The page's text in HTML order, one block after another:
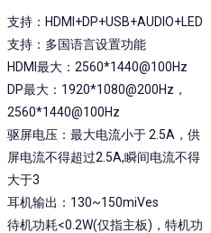
支持：HDMI+DP+USB+AUDIO+LED
支持：多国语言设置功能
HDMI最大：2560*1440@100Hz
DP最大：1920*1080@200Hz，
2560*1440@100Hz
驱屏电压：最大电流小于 2.5A，供
屏电流不得超过2.5A,瞬间电流不得
大于3
耳机输出：130~150miVes
待机功耗<0.2W(仅指主板)，特机功